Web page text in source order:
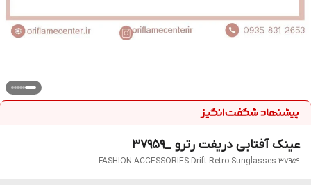
عینک آفتابی دریفت رترو _37959
FASHION-ACCESSORIES Drift Retro Sunglasses 37959